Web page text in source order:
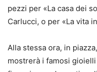
pezzi per «La casa dei
Carlucci, o per «La vita
Alla stessa ora, in piazza,
mostrerà i famosi